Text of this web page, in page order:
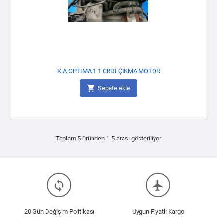
KIA OPTIMA 1.1 CRDI ÇIKMA MOTOR
 Sepete ekle
Toplam 5 üründen 1-5 arası gösteriliyor
loop
20 Gün Değişim Politikası
flight
Uygun Fiyatlı Kargo